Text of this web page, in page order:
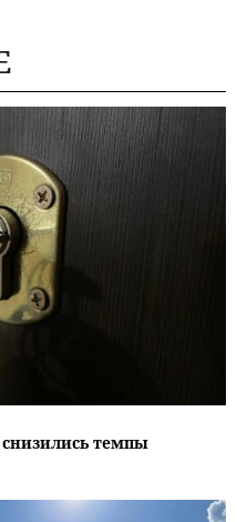
снизились темпы